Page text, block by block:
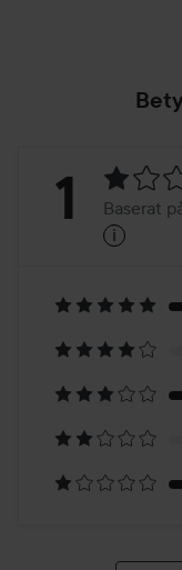
på
6
betyg
1 Baserat
i